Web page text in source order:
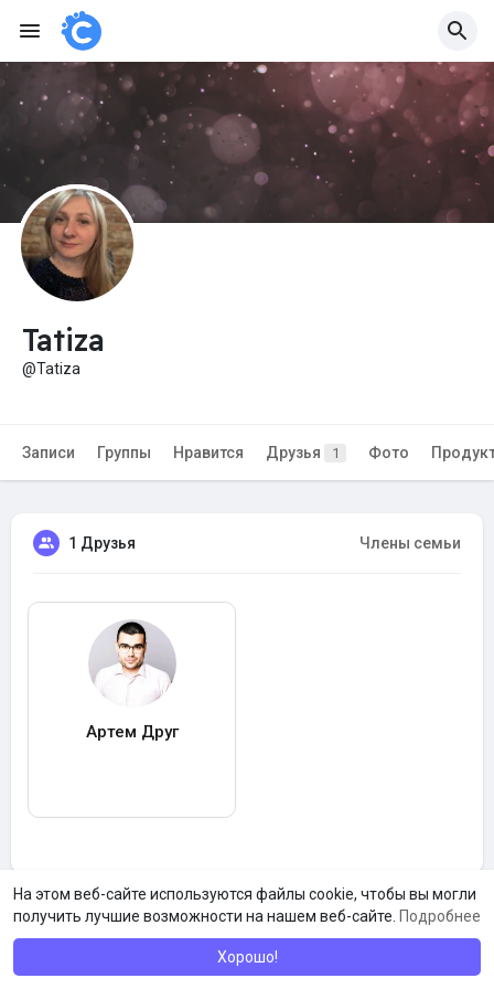
На этом веб-сайте используются файлы cookie, чтобы вы могли
получить лучшие возможности на нашем веб-сайте. Подробнее
Хорошо!
Tatiza
@Tatiza
Записи Группы Нравится Друзья 1 Фото
1 Друзья Члены семьи
Артем Друг